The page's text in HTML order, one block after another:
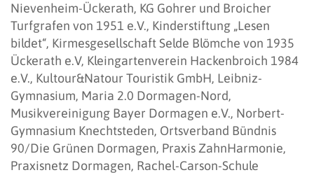
Nievenheim-Ückerath, KG Gohrer und Broicher
Turfgrafen von 1951 e.V., Kinderstiftung „Lesen
bildet“, Kirmesgesellschaft Selde Blömche von 1935
Ückerath e.V, Kleingartenverein Hackenbroich 1984
e.V., Kultour&Natour Touristik GmbH, Leibniz-
Gymnasium, Maria 2.0 Dormagen-Nord,
Musikvereinigung Bayer Dormagen e.V., Norbert-
Gymnasium Knechtsteden, Ortsverband Bündnis
90/Die Grünen Dormagen, Praxis ZahnHarmonie,
Praxisnetz Dormagen, Rachel-Carson-Schule